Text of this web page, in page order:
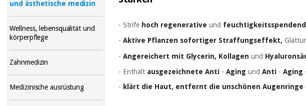
und ästhetische medizin
Wellness, lebensqualität und
körperpflege
Zahnmedizin
Medizinische ausrüstung
- Strife hoch regenerative und
- Aktive Pflanzen sofortiger Straffungseffekt,
- Angereichert mit Glycerin, Kollagen und
- Enthält ausgezeichnete Anti -Aging und Anti -Aging
- klärt die Haut, entfernt die unschönen Augenringe